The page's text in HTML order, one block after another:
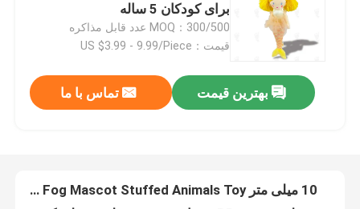
محصولات
برای کودکان 5 ساله
MOQ：300/500 عدد قابل مذاکره
قیمت：US $3.99 - 9.99/Piece
بهترین قیمت تماس با ما
10 میلی متر Fog Mascot Stuffed Animals Toy مخمل خواب دار حیوانات برای نوزاد نوزاد 21 سانتی متر
اسباب‌بازی‌های حیوانات در آغوش‌پذیر آهو کریسمس اسباب‌بازی نوازشی کریسمس Deer